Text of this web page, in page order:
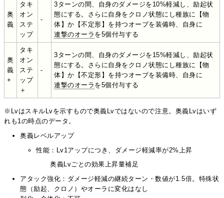
奥
義
タキ
オン
ステ
ップ
-
3ターンの間、自身のダメージを10%軽減し、励起状
態にする。さらに自身をクロノ状態にし種族に【物
体】か【不定形】を持つオーブを装備時、自身に
連撃のオーラ を5個付与する
奥
義
+
タキ
オン
ステ
ップ
＋
-
3ターンの間、自身のダメージを15%軽減し、励起状
態にする。さらに自身をクロノ状態にし種族に【物
体】か【不定形】を持つオーブを装備時、自身に
連撃のオーラ を5個付与する
※LvはスキルLvを示すもので奥義Lvではないので注意。奥義Lvはいず
れも1の時点のデータ。
奥義レベルアップ
性能：Lv1アップにつき、ダメージ軽減率が2%上昇
奥義Lvごとの効果上昇量補足
アタック強化：ダメージ軽減の継続ターン・数値が1.5倍。特殊状
態（励起、クロノ）やオーラに変化はなし